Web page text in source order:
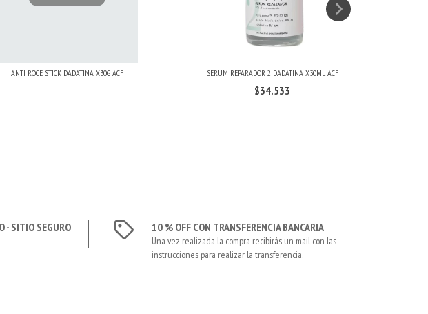
ANTI ROCE STICK DADATINA X30G ACF SERUM REPARADOR 2 DADATINA X30ML ACF
$34.533
- SITIO SEGURO 10 % OFF CON TRANSFERENCIA BANCARIA
Una vez realizada la compra recibirás un mail con las
instrucciones para realizar la transferencia.